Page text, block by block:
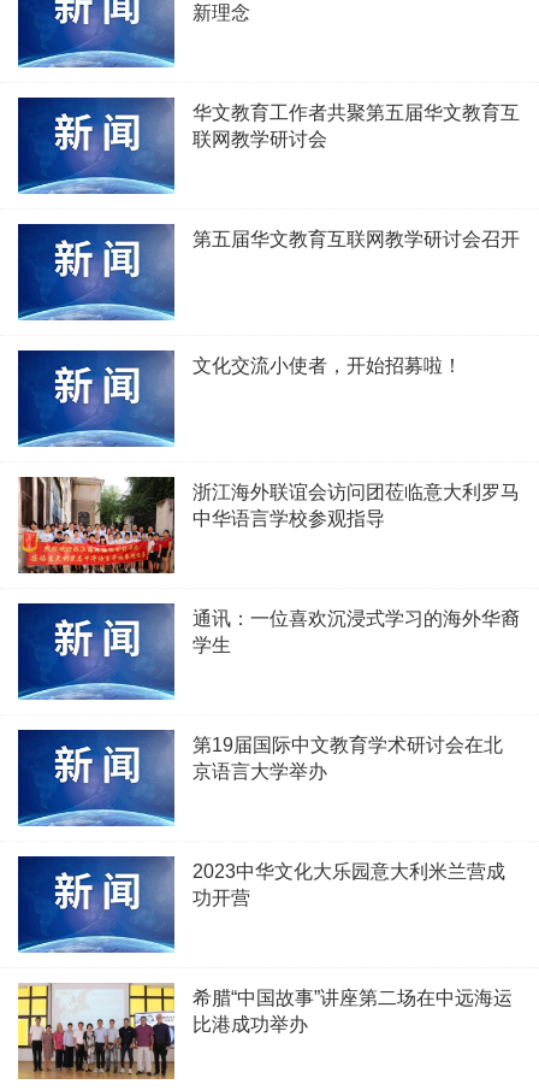
新理念
华文教育工作者共聚第五届华文教育互
联网教学研讨会
第五届华文教育互联网教学研讨会召开
文化交流小使者，开始招募啦！
浙江海外联谊会访问团莅临意大利罗马
中华语言学校参观指导
通讯：一位喜欢沉浸式学习的海外华裔
学生
第19届国际中文教育学术研讨会在北
京语言大学举办
2023中华文化大乐园意大利米兰营成
功开营
希腊“中国故事”讲座第二场在中远海运
比港成功举办